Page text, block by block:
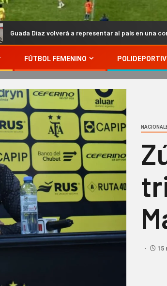
a representar al país en una competencia
FÚTBOL FEMENINO
15